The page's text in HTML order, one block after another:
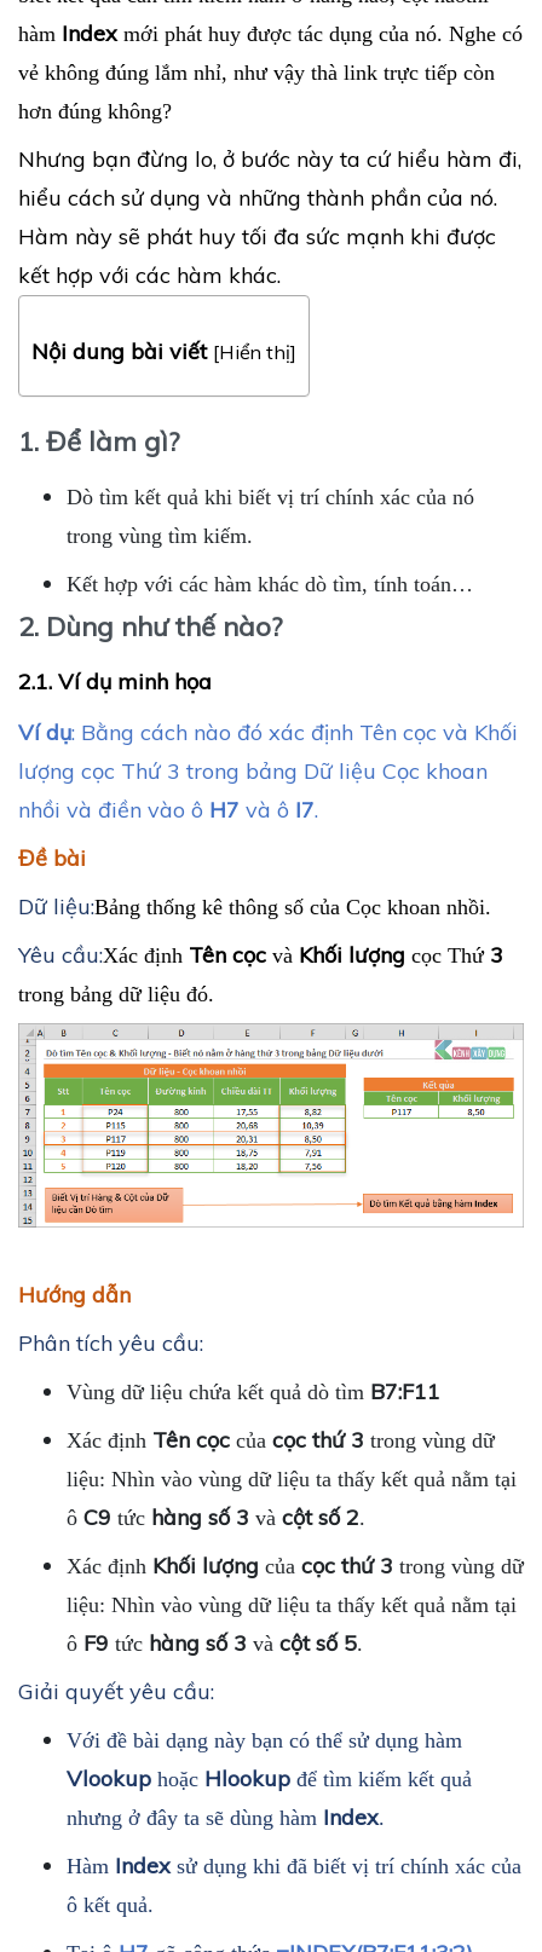
hàm Indexmới phát huy được tác dụng của nó. Nghe có
vẻ không đúng lắm nhỉ, như vậy thà link trực tiếp còn
hơn đúng không?
Nhưng bạn đừng lo, ở bước này ta cứ hiểu hàm đi,
hiểu cách sử dụng và những thành phần của nó.
Hàm này sẽ phát huy tối đa sức mạnh khi được
kết hợp với các hàm khác.
Nội dung bài viết [Hiển thị]
1. Để làm gì?
Dò tìm kết quả khi biết vị trí chính xác của nó
trong vùng tìm kiếm.
Kết hợp với các hàm khác dò tìm, tính toán…
2. Dùng như thế nào?
2.1. Ví dụ minh họa
Ví dụ: Bằng cách nào đó xác định Tên cọc và Khối
lượng cọc Thứ 3 trong bảng Dữ liệu Cọc khoan
nhồi và điền vào ô H7 và ô I7.
Đề bài
Dữ liệu:Bảng thống kê thông số của Cọc khoan nhồi.
Yêu cầu:Xác định Tên cọc và Khối lượng cọc Thứ3
trong bảng dữ liệu đó.
Hướng dẫn
Phân tích yêu cầu:
Vùng dữ liệu chứa kết quả dò tìm B7:F11
Xác định Tên cọc của cọc thứ 3 trong vùng dữ
liệu: Nhìn vào vùng dữ liệu ta thấy kết quả nằm tại
ô C9 tức hàng số 3 và cột số 2.
Xác định Khối lượng của cọc thứ 3 trong vùng dữ
liệu: Nhìn vào vùng dữ liệu ta thấy kết quả nằm tại
ô F9 tức hàng số 3 và cột số 5.
Giải quyết yêu cầu:
Với đề bài dạng này bạn có thể sử dụng hàm
Vlookup hoặc Hlookup để tìm kiếm kết quả
nhưng ở đây ta sẽ dùng hàm Index.
Hàm Indexsử dụng khi đã biết vị trí chính xác của
ô kết quả.